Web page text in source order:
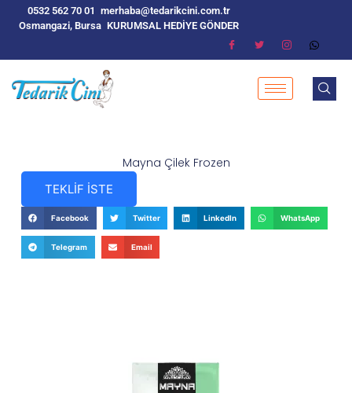
0532 562 70 01 merhaba@tedarikcini.com.tr
Osmangazi, Bursa KURUMSAL HEDİYE GÖNDER
Mayna Çilek Frozen
TEKLİF İSTE
Facebook Twitter LinkedIn WhatsApp
Telegram Email